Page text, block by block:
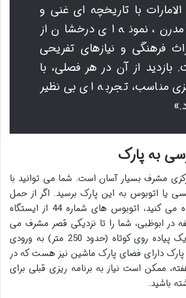
با تاریخچه ای غنی و
مدرن، نمونه ای درخشان از
فرهنگی و نیازهای تفریحی
بازدید از آن در هر فصلی، با
مناسب، تجربه ای بی نظیر
به پارک
مشرف بسیار آسان است. شما می توانید با
یا اتوبوس به این پارک برسید. اگر از حمل
ونقل عمومی استفاده می کنید، اتوبوس های شماره 44 از ایستگاه
در ابوظبی، شما را تا نزدیکی قصر مشرف می
رسانند و از آنجا با یک پیاده روی کوتاه (حدود 250 متر) به ورودی
دارای فضای پارک ماشین نیز هست که در
ممکن است نیاز به برنامه ریزی قبلی برای
باشید.